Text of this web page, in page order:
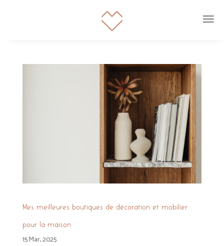
Mes meilleures boutiques de décoration et mobilier
pour la maison
15 Mar, 2025